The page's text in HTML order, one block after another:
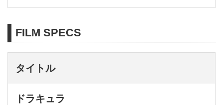
FILM SPECS
タイトル
ドラキュラ